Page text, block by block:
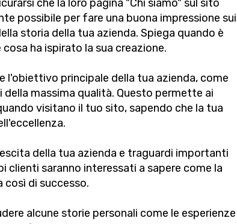
che la loro pagina "Chi siamo" sul sito
possibile per fare una buona impressione sui
storia della tua azienda. Spiega quando è
ha ispirato la sua creazione.
l'obiettivo principale della tua azienda, come
massima qualità. Questo permette ai
visitano il tuo sito, sapendo che la tua
della tua azienda e traguardi importanti
clienti saranno interessati a sapere come la
di successo.
alcune storie personali come le esperienze